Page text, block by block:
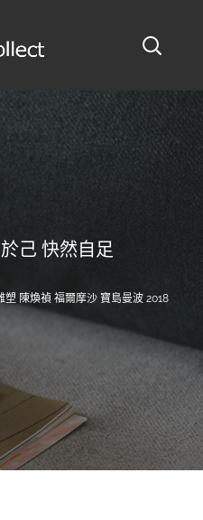
己 快然自足
塑 陳煥禎 福爾摩沙 寶島曼波 2018